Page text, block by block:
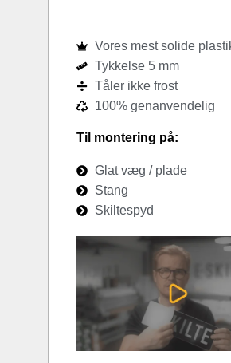
Vores mest solide
Tykkelse 5 mm
Tåler ikke frost
100% genanvendelig
Til montering på:
Glat væg / plade
Stang
Skiltespyd